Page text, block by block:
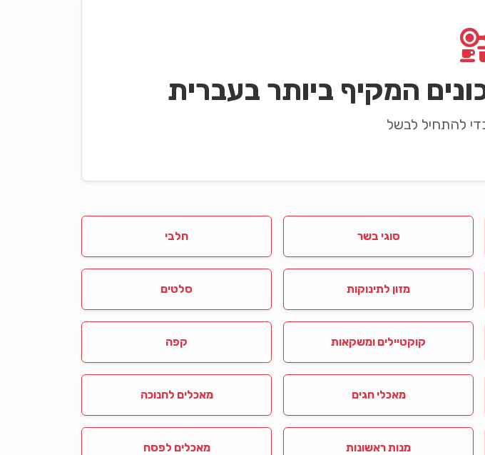
המקיף ביותר בעברית
להתחיל לבשל
סוגי בשר חלבי
מזון לתינוקות סלטים
קוקטיילים ומשקאות קפה
מאכלי חגים מאכלים לחנוכה
מנות ראשונות מאכלים לפסח